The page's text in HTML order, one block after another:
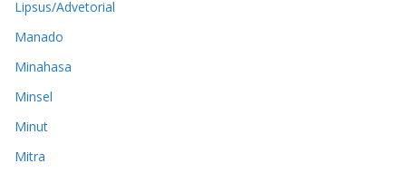
Lipsus/Advetorial
Manado
Minahasa
Minsel
Minut
Mitra